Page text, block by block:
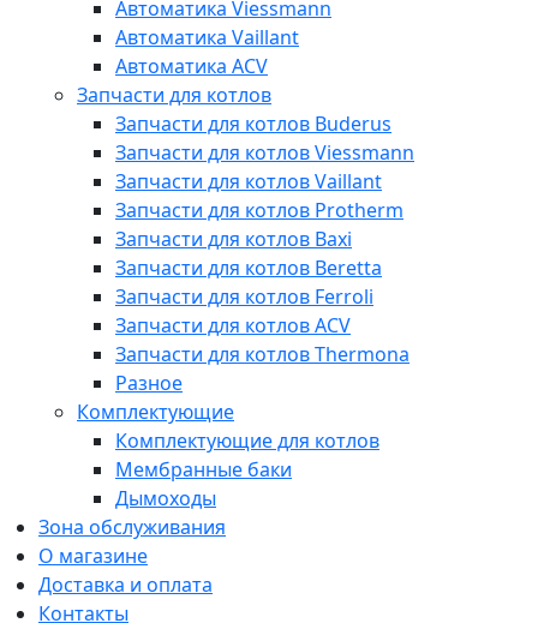
Автоматика Viessmann
Автоматика Vaillant
Автоматика ACV
Запчасти для котлов
Запчасти для котлов Buderus
Запчасти для котлов Viessmann
Запчасти для котлов Vaillant
Запчасти для котлов Protherm
Запчасти для котлов Baxi
Запчасти для котлов Beretta
Запчасти для котлов Ferroli
Запчасти для котлов ACV
Запчасти для котлов Thermona
Разное
Комплектующие
Комплектующие для котлов
Мембранные баки
Дымоходы
Зона обслуживания
О магазине
Доставка и оплата
Контакты